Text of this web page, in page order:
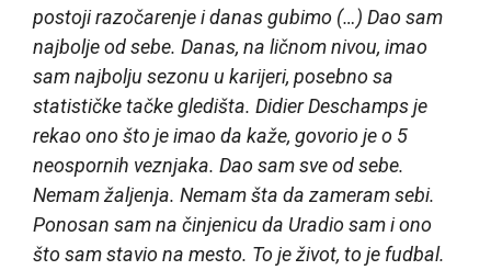
postoji razočarenje i danas gubimo (…) Dao sam
najbolje od sebe. Danas, na ličnom nivou, imao
sam najbolju sezonu u karijeri, posebno sa
statističke tačke gledišta. Didier Deschamps je
rekao ono što je imao da kaže, govorio je o 5
neospornih veznjaka. Dao sam sve od sebe.
Nemam žaljenja. Nemam šta da zameram sebi.
Ponosan sam na činjenicu da Uradio sam i ono
što sam stavio na mesto. To je život, to je fudbal.